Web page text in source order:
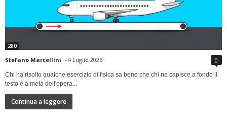
280
Stefano Marcellini - 4 Luglio 2026 0
Chi ha risolto qualche esercizio di fisica sa bene che chi ne capisce a fondo il
testo è a metà dell'opera...
Continua a leggere